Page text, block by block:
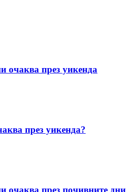
очаква през уикенда
през уикенда?